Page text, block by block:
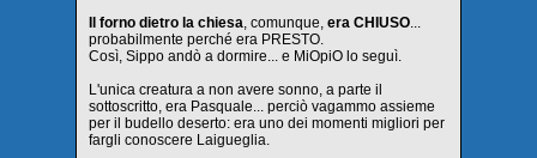
Il forno dietro la chiesa, comunque, era CHIUSO...
probabilmente perché era PRESTO.
Così, Sippo andò a dormire... e MiOpiO lo seguì.
L'unica creatura a non avere sonno, a parte il
sottoscritto, era Pasquale... perciò vagammo assieme
per il budello deserto: era uno dei momenti migliori per
fargli conoscere Laigueglia.